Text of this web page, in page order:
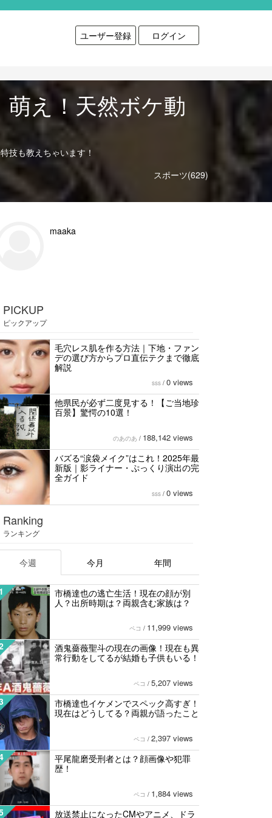
ユーザー登録 ログイン
え！天然ボケ動
技も教えちゃいます！
スポーツ(629)
maaka
PICKUP
ピックアップ
毛穴レス肌を作る方法｜下地・ファン
デの選び方からプロ直伝テクまで徹底
解説
sss / 0 views
他県民が必ず二度見する！【ご当地珍
百景】驚愕の10選！
のあのあ / 188,142 views
バズる“涙袋メイク”はこれ！2025年最
新版｜影ライナー・ぷっくり演出の完
全ガイド
sss / 0 views
Ranking
ランキング
今週 今月 年間
市橋達也の逃亡生活！現在の顔が別
人？出所時期は？両親含む家族は？
ペコ / 11,999 views
酒鬼薔薇聖斗の現在の画像！現在も異
常行動をしてるが結婚も子供もいる！
ペコ / 5,207 views
市橋達也イケメンでスペック高すぎ！
現在はどうしてる？両親が語ったこと
ペコ / 2,397 views
平尾龍磨受刑者とは？顔画像や犯罪
歴！
ペコ / 1,884 views
放送禁止になったCMやアニメ、ドラ